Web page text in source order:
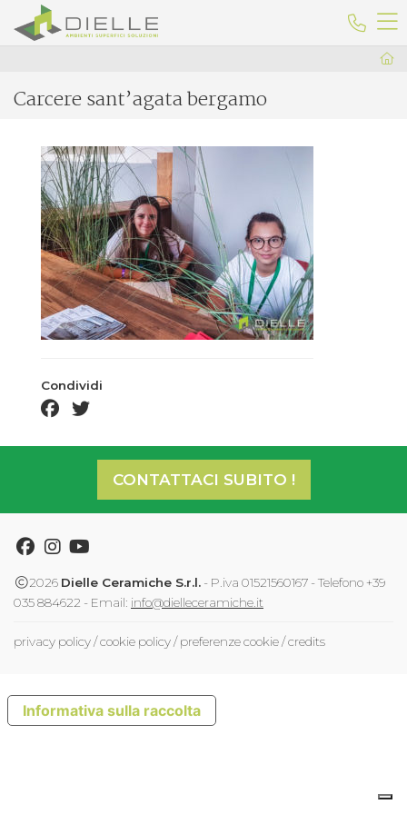
Dielle Ceramiche
Carcere sant’agata bergamo
Condividi
facebook share
twitter share
CONTATTACI SUBITO !
Facebook
Instagram
Youtube
2026 Dielle Ceramiche S.r.l. - P.iva 01521560167 - Telefono +39
035 884622 - Email: info@dielleceramiche.it
privacy policy/cookie policy/preferenze cookie/credits
Informativa sulla raccolta